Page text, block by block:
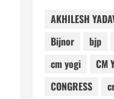
AKHILESH
Bijnor
bjp
cm yogi
CM
CONGRESS